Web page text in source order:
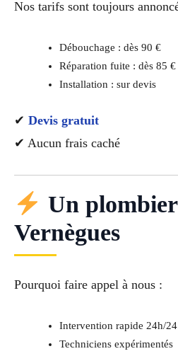
Nos tarifs sont toujours
Débouchage : dès 90 €
Réparation fuite : dès 85 €
Installation : sur devis
✔ Devis gratuit
✔ Aucun frais caché
Un
Vernègues
Pourquoi faire appel à nous :
Intervention rapide 24h/24
Techniciens expérimentés